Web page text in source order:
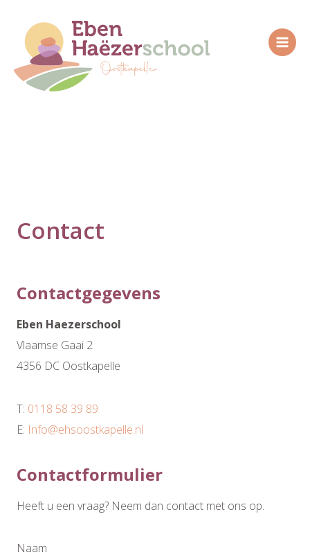
inhoud
Contact
Contactgegevens
Eben Haezerschool
Vlaamse Gaai 2
4356 DC Oostkapelle
T: 0118 58 39 89
E: Info@ehsoostkapelle.nl
Contactformulier
Heeft u een vraag? Neem dan contact met ons op.
Naam